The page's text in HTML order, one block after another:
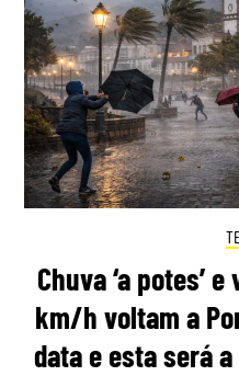
Chuva ‘a potes’
km/h voltam a
data e esta será